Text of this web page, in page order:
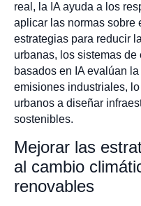
real, la IA ayuda a los
aplicar las normas sobre
estrategias para reducir
urbanas, los sistemas
basados en IA evalúan
emisiones industriales,
urbanos a diseñar
sostenibles.
Mejorar las
al cambio
renovables